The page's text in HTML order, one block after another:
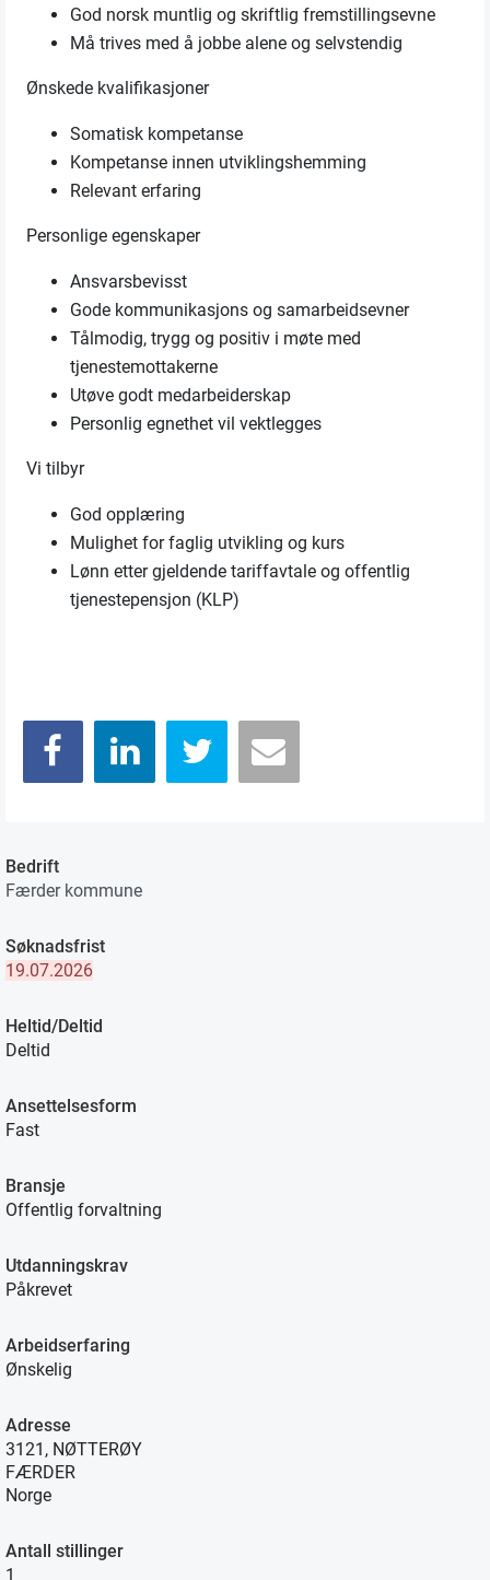
God norsk muntlig og skriftlig fremstillingsevne
Må trives med å jobbe alene og selvstendig
Ønskede kvalifikasjoner
Somatisk kompetanse
Kompetanse innen utviklingshemming
Relevant erfaring
Personlige egenskaper
Ansvarsbevisst
Gode kommunikasjons og samarbeidsevner
Tålmodig, trygg og positiv i møte med
tjenestemottakerne
Utøve godt medarbeiderskap
Personlig egnethet vil vektlegges
Vi tilbyr
God opplæring
Mulighet for faglig utvikling og kurs
Lønn etter gjeldende tariffavtale og offentlig
tjenestepensjon (KLP)
Bedrift
Færder kommune
Søknadsfrist
19.07.2026
Heltid/Deltid
Deltid
Ansettelsesform
Fast
Bransje
Offentlig forvaltning
Utdanningskrav
Påkrevet
Arbeidserfaring
Ønskelig
Adresse
3121, NØTTERØY
FÆRDER
Norge
Antall stillinger
1